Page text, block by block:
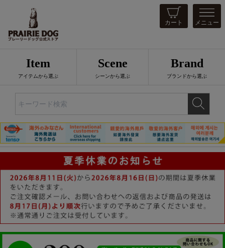
カート メニュー
Item
アイテムから選ぶ
Scene
シーンから選ぶ
Brand
ブランドから選ぶ